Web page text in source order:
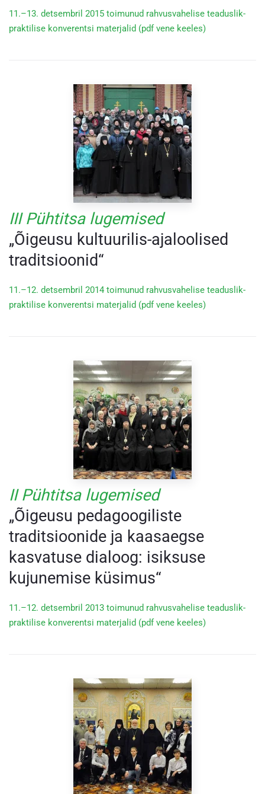
11.–13. detsembril 2015 toimunud rahvusvahelise teaduslik-
praktilise konverentsi materjalid (pdf vene keeles)
III Pühtitsa lugemised
„Õigeusu kultuurilis-ajaloolised
traditsioonid“
11.–12. detsembril 2014 toimunud rahvusvahelise teaduslik-
praktilise konverentsi materjalid (pdf vene keeles)
II Pühtitsa lugemised
„Õigeusu pedagoogiliste
traditsioonide ja kaasaegse
kasvatuse dialoog: isiksuse
kujunemise küsimus“
11.–12. detsembril 2013 toimunud rahvusvahelise teaduslik-
praktilise konverentsi materjalid (pdf vene keeles)